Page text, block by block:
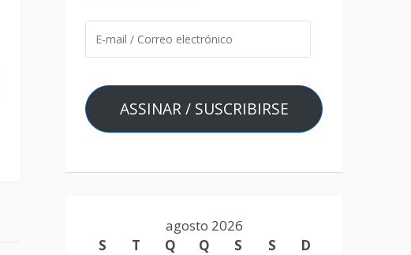
ASSINAR / SUSCRIBIRSE
agosto 2026
S
T Q Q S S
D